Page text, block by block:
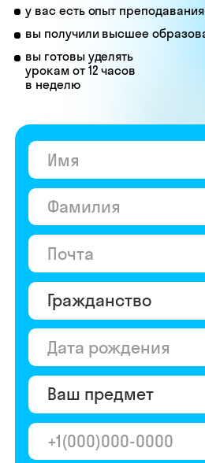
© Skyeng, 2026
Карта сайта
Политика конфиденциальности